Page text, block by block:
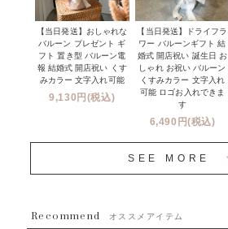
デコレーションセット
プロップスバルーン
オプション
成人式・卒業式・入学式バルーンブーケ
その他お祝い
クリスマス
新商品
~３０００円
~５５００円
セミオーダーについて
フリンジバルーンについて
コンフェッティバルーンについて
ハワイウェディングサービス
【当日発送】おしゃれな
バルーン プレゼント ギ
フト 置き型 バルーン電
報 結婚式 開店祝い くす
みカラー 文字入れ可能
9,130円(税込)
【当日発送】ドライフラ
ワー バルーンギフト 結
婚式 開店祝い 誕生日 お
しゃれ お祝い バルーン
くすみカラー 文字入れ
可能 ロゴお入れできま
す
6,490円(税込)
SEE MORE
Recommend オススメアイテム